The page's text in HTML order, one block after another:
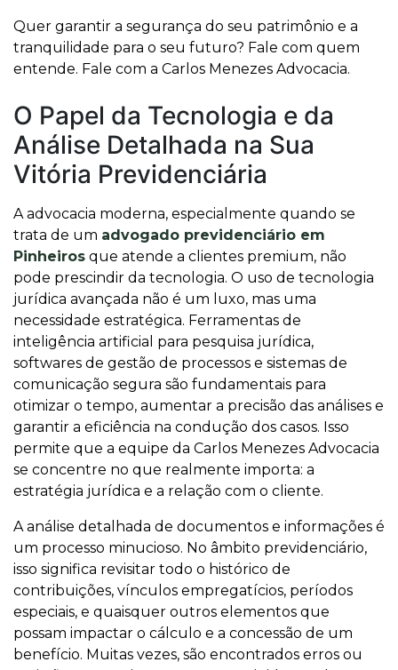
Quer garantir a segurança do seu patrimônio e a
tranquilidade para o seu futuro? Fale com quem
entende. Fale com a Carlos Menezes Advocacia.
O Papel da Tecnologia e da
Análise Detalhada na Sua
Vitória Previdenciária
A advocacia moderna, especialmente quando se
trata de um advogado previdenciário em
Pinheiros que atende a clientes premium, não
pode prescindir da tecnologia. O uso de tecnologia
jurídica avançada não é um luxo, mas uma
necessidade estratégica. Ferramentas de
inteligência artificial para pesquisa jurídica,
softwares de gestão de processos e sistemas de
comunicação segura são fundamentais para
otimizar o tempo, aumentar a precisão das análises e
garantir a eficiência na condução dos casos. Isso
permite que a equipe da Carlos Menezes Advocacia
se concentre no que realmente importa: a
estratégia jurídica e a relação com o cliente.
A análise detalhada de documentos e informações é
um processo minucioso. No âmbito previdenciário,
isso significa revisitar todo o histórico de
contribuições, vínculos empregatícios, períodos
especiais, e quaisquer outros elementos que
possam impactar o cálculo e a concessão de um
benefício. Muitas vezes, são encontrados erros ou